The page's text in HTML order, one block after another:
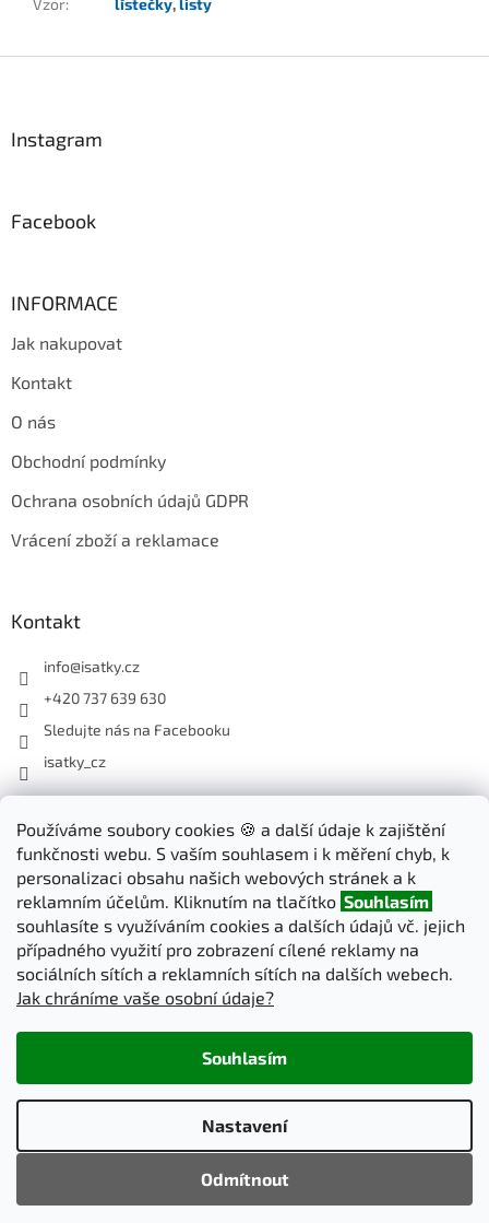
Používáme soubory cookies 🍪 a další údaje k zajištění
funkčnosti webu. S vaším souhlasem i k měření chyb, k
personalizaci obsahu našich webových stránek a k
reklamním účelům. Kliknutím na tlačítko Souhlasím
souhlasíte s využíváním cookies a dalších údajů vč. jejich
případného využití pro zobrazení cílené reklamy na
sociálních sítích a reklamních sítích na dalších webech.
Jak chráníme vaše osobní údaje?
Nastavení
Odmítnout
Souhlasím
Vzor: lístečky,listy
Instagram
Facebook
INFORMACE
Jak nakupovat
Kontakt
O nás
Obchodní podmínky
Ochrana osobních údajů GDPR
Vrácení zboží a reklamace
Kontakt
info@isatky.cz
+420 737 639 630
Sledujte nás na Facebooku
isatky_cz
Odebírat newsletter
Vložte svůj e-mail a my vám budeme zasílat informace o nových
produktech na našem e-shopu.
E-mail
PŘIHLÁSIT SE
nastavení cookies